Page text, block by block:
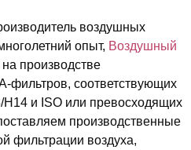
воздушных
опыт, Воздушный
производстве
фильтров, соответствующих
и ISO или превосходящих
производственные
фильтрации воздуха,